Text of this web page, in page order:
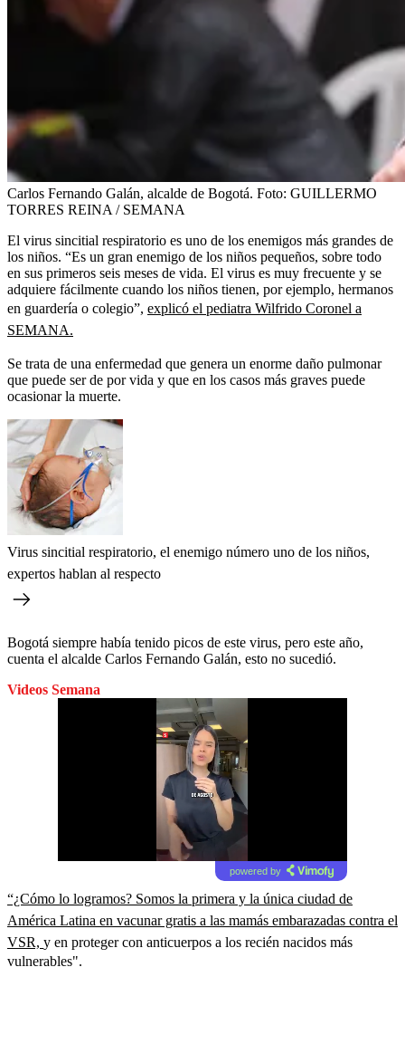
Carlos Fernando Galán, alcalde de Bogotá. Foto: GUILLERMO
TORRES REINA / SEMANA
El virus sincitial respiratorio es uno de los enemigos más grandes de
los niños. “Es un gran enemigo de los niños pequeños, sobre todo
en sus primeros seis meses de vida. El virus es muy frecuente y se
adquiere fácilmente cuando los niños tienen, por ejemplo, hermanos
en guardería o colegio”, explicó el pediatra Wilfrido Coronel a
SEMANA.
Se trata de una enfermedad que genera un enorme daño pulmonar
que puede ser de por vida y que en los casos más graves puede
ocasionar la muerte.
Virus sincitial respiratorio, el enemigo número uno de los niños,
expertos hablan al respecto
Bogotá siempre había tenido picos de este virus, pero este año,
cuenta el alcalde Carlos Fernando Galán, esto no sucedió.
Videos Semana
powered by
“¿Cómo lo logramos? Somos la primera y la única ciudad de
América Latina en vacunar gratis a las mamás embarazadas contra el
VSR, y en proteger con anticuerpos a los recién nacidos más
vulnerables".